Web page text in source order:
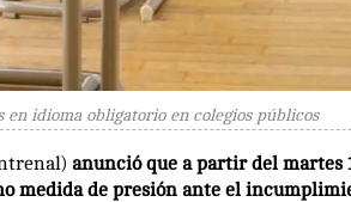
idioma obligatorio en colegios públicos
anunció que a partir del martes
medida de presión ante el